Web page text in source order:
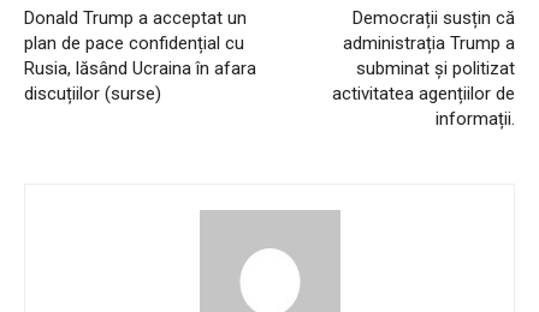
Donald Trump a acceptat un
plan de pace confidențial cu
Rusia, lăsând Ucraina în afara
discuțiilor (surse)
Democrații susțin că
administrația Trump a
subminat și politizat
activitatea agențiilor de
informații.